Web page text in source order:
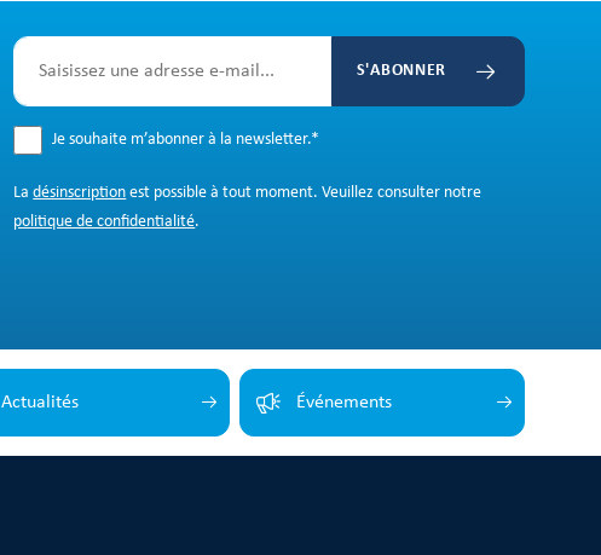
S'ABONNER
Je souhaite m’abonner à la newsletter.*
Ladésinscription est possible à tout moment. Veuillez consulter notre
politique de confidentialité.
Actualités Événements